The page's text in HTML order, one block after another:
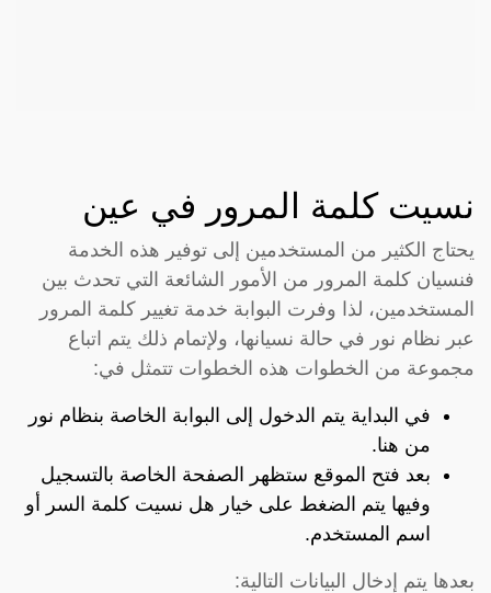
نسيت كلمة المرور في عين
يحتاج الكثير من المستخدمين إلى توفير هذه الخدمة
فنسيان كلمة المرور من الأمور الشائعة التي تحدث بين
المستخدمين، لذا وفرت البوابة خدمة تغيير كلمة المرور
عبر نظام نور في حالة نسيانها، ولإتمام ذلك يتم اتباع
مجموعة من الخطوات هذه الخطوات تتمثل في:
في البداية يتم الدخول إلى البوابة الخاصة بنظام نور
من هنا.
بعد فتح الموقع ستظهر الصفحة الخاصة بالتسجيل
وفيها يتم الضغط على خيار هل نسيت كلمة السر أو
اسم المستخدم.
بعدها يتم إدخال البيانات التالية: